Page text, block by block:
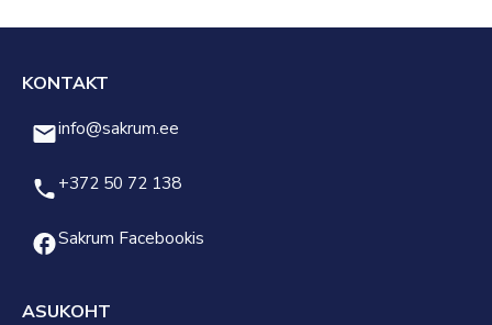
KONTAKT
info@sakrum.ee
+372 50 72 138
Sakrum Facebookis
ASUKOHT